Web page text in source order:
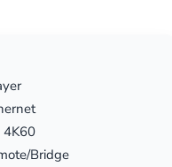
4K60
Bridge